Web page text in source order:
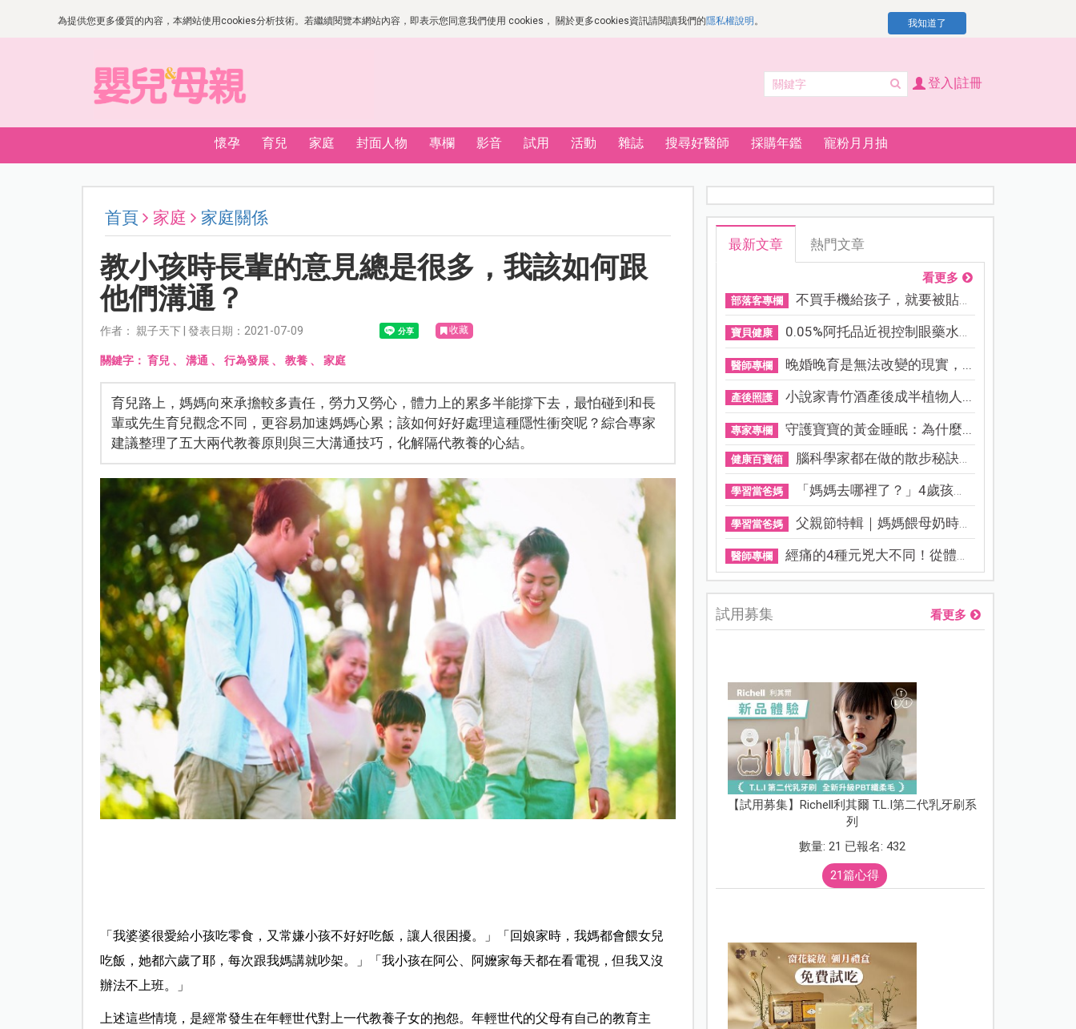
為提供您更多優質的內容，本網站使用cookies分析技術。若繼續閱覽本網站內容，即表示您同意我們使用 cookies， 關於更多cookies資訊請閱讀我們的隱私權說明 。 我知道了
登入|註冊
懷孕 育兒 家庭 封面人物 專欄 影音 試用 活動 雜誌 搜尋好醫師 採購年鑑 寵粉月月抽
首頁 家庭 家庭關係
教小孩時長輩的意見總是很多，我該如何跟
他們溝通？
作者： 親子天下 | 發表日期：2021-07-09 收藏
關鍵字： 育兒、 溝通 、 行為發展、 教養、 家庭
育兒路上，媽媽向來承擔較多責任，勞力又勞心，體力上的累多半能撐下去，最怕碰到和長
輩或先生育兒觀念不同，更容易加速媽媽心累；該如何好好處理這種隱性衝突呢？綜合專家
建議整理了五大兩代教養原則與三大溝通技巧，化解隔代教養的心結。
「我婆婆很愛給小孩吃零食，又常嫌小孩不好好吃飯，讓人很困擾。」「回娘家時，我媽都會餵女兒
吃飯，她都六歲了耶，每次跟我媽講就吵架。」「我小孩在阿公、阿嬤家每天都在看電視，但我又沒
辦法不上班。」
上述這些情境，是經常發生在年輕世代對上一代教養子女的抱怨。年輕世代的父母有自己的教育主
最新文章 熱門文章
看更多
部落客專欄 不買手機給孩子，就要被貼「...
寶貝健康 0.05%阿托品近視控制眼藥水納...
醫師專欄 晚婚晚育是無法改變的現實，...
產後照護 小說家青竹酒產後成半植物人...
專家專欄 守護寶寶的黃金睡眠：為什麼...
健康百寶箱 腦科學家都在做的散步秘訣！...
學習當爸媽 「媽媽去哪裡了？」4歲孩子還...
學習當爸媽 父親節特輯｜媽媽餵母奶時，...
醫師專欄 經痛的4種元兇大不同！從體質...
試用募集 看更多
【試用募集】Richell利其爾 T.L.I第二代乳牙刷系
列
數量: 21 已報名: 432
21篇心得